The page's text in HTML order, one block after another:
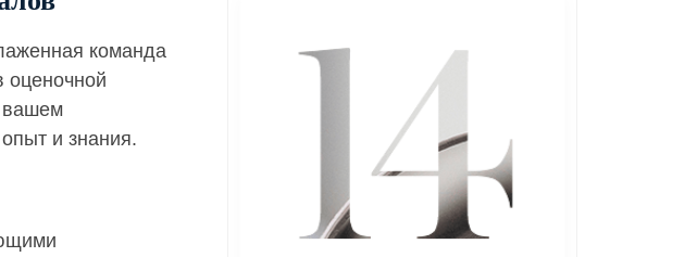
команда
оценочной
вашем
и знания.